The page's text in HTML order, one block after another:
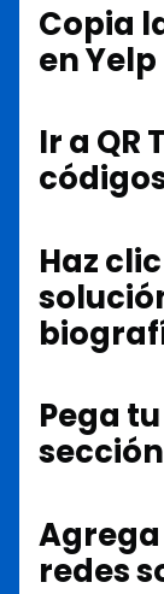
Copia
en Yelp
Ir a QR
Haz
Pega
redes